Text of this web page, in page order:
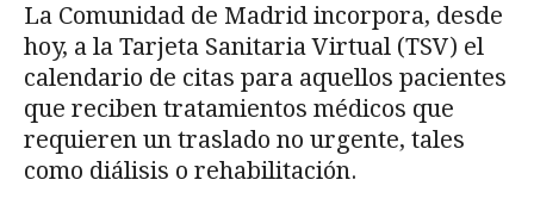
La Comunidad de Madrid incorpora, desde
hoy, a la Tarjeta Sanitaria Virtual (TSV) el
calendario de citas para aquellos pacientes
que reciben tratamientos médicos que
requieren un traslado no urgente, tales
como diálisis o rehabilitación.